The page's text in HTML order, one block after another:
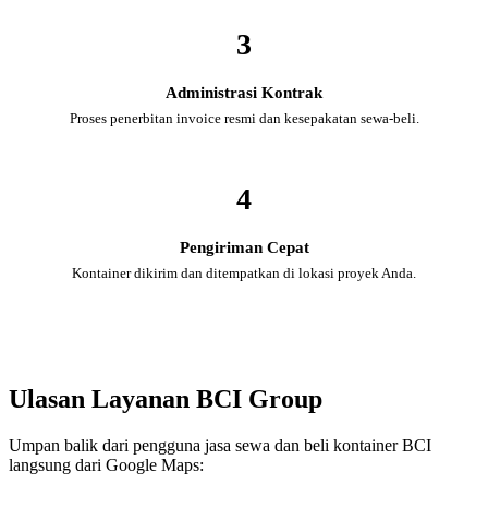
3
Administrasi Kontrak
Proses penerbitan invoice resmi dan kesepakatan sewa-beli.
4
Pengiriman Cepat
Kontainer dikirim dan ditempatkan di lokasi proyek Anda.
Ulasan Layanan BCI Group
Umpan balik dari pengguna jasa sewa dan beli kontainer BCI
langsung dari Google Maps: